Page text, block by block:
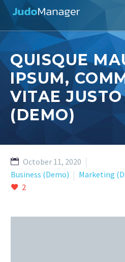
QUISQUE
IPSUM,
VITAE JUSTO
(DEMO)
October 11, 2020
Business (Demo)
Marketing
2